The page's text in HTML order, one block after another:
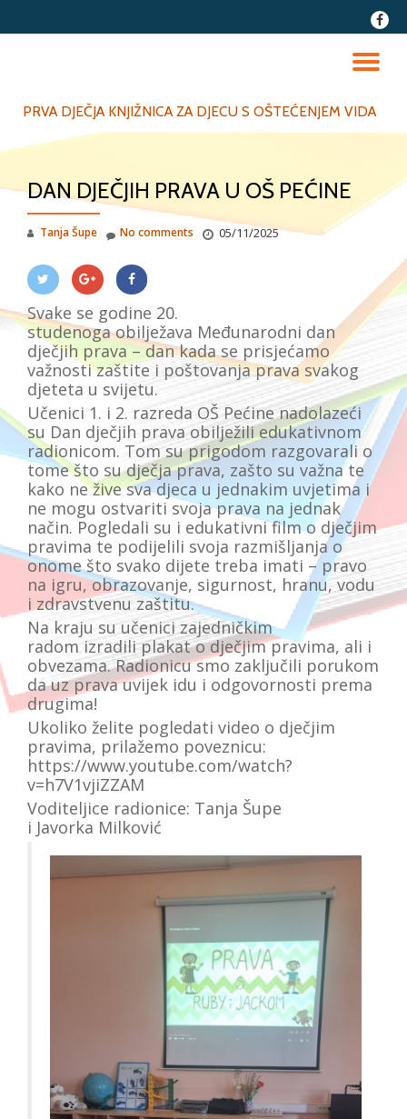
fa-
PRVA DJEČJA KNJIŽNICA ZA DJECU S OŠTEĆENJEM VIDA
DAN DJEČJIH PRAVA U OŠ PEĆINE
Tanja Šupe 05/11/2025
No comments
Svake se godine 20.
studenogaobilježava Međunarodni dan
dječjih prava– dan kada se prisjećamo
važnosti zaštite i poštovanja prava svakog
djeteta u svijetu.
Učenici 1. i 2. razreda OŠ Pećine nadolazeći
su Dan dječjih prava obilježiliedukativnom
radionicom. Tom su prigodom razgovarali o
tome što su dječja prava, zašto su važna te
kako ne žive sva djeca u jednakim uvjetima i
ne mogu ostvariti svoja prava na jednak
način. Pogledali su i edukativni film o dječjim
pravima te podijelili svoja razmišljanja o
onome što svako dijete treba imati –pravo
na igru, obrazovanje, sigurnost, hranu, vodu
i zdravstvenu zaštitu.
Na kraju su učenici zajedničkim
radom izradili plakat o dječjim pravima, ali i
obvezama.Radionicu smo zaključili porukom
dauz prava uvijek idu i odgovornosti prema
drugima!
Ukoliko želite pogledati video o dječjim
pravima, prilažemo poveznicu:
https://www.youtube.com/watch?
v=h7V1vjiZZAM
Voditeljice radionice: Tanja Šupe
i Javorka Milković